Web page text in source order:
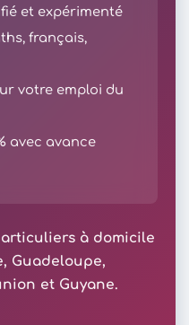
et expérimenté
français,
votre emploi du
avec avance
à domicile
Guadeloupe,
et Guyane.